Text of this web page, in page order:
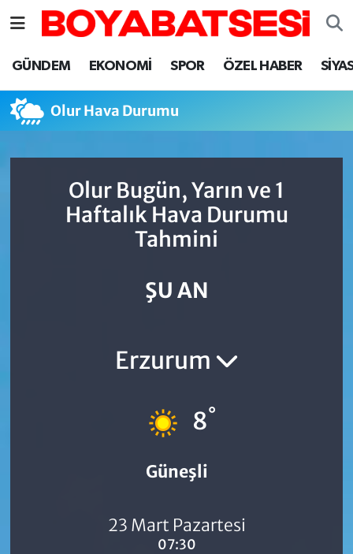
GÜNDEM EKONOMİ SPOR ÖZEL HABER
Olur Hava Durumu
Olur Bugün, Yarın ve 1
Haftalık Hava Durumu
Tahmini
ŞU AN
Erzurum
8°
Güneşli
23 Mart Pazartesi
07:30
Sinop Nöbetçi Eczaneler
Sinop Hava Durumu
Sinop Trafik Yoğunluk Haritası
Süper Lig Puan Durumu ve Fikstür
Son Dakika Haberleri